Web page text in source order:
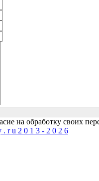
на обработку своих
. r u 2 0 1 3 - 2 0 2 6